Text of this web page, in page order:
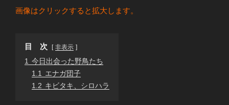
画像はクリックすると拡大します。
目 次 非表示
1
今日出会った野鳥たち
1.1
エナガ団子
1.2 キビタキ、シロハラ